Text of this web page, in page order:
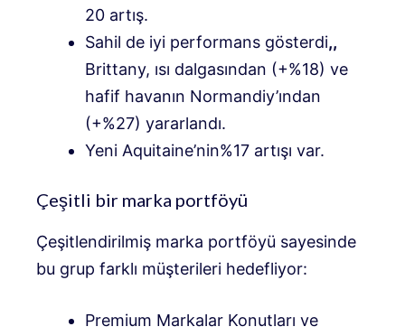
20 artış.
Sahil de iyi performans gösterdi,,
Brittany, ısı dalgasından (+%18) ve
hafif havanın Normandiy’ından
(+%27) yararlandı.
Yeni Aquitaine’nin%17 artışı var.
Çeşitli bir marka portföyü
Çeşitlendirilmiş marka portföyü sayesinde
bu grup farklı müşterileri hedefliyor:
Premium Markalar Konutları ve